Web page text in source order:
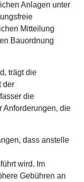
Anlagen unter
Mitteilung
Bauordnung
trägt die
der
die
Anforderungen, die
dass anstelle
wird. Im
Gebühren an